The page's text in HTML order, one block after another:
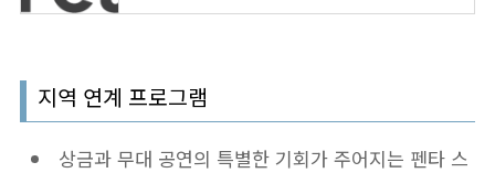
지역 연계 프로그램
상금과 무대 공연의 특별한 기회가 주어지는 펜타 스